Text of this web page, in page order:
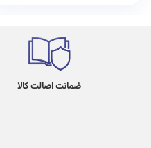
ضمانت اصالت کالا